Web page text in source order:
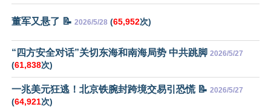
董军又悬了 📝 2026/5/28 (65,952次)
“四方安全对话”关切东海和南海局势 中共跳脚 2026/5/27
(61,838次)
一兆美元狂逃！北京铁腕封跨境交易引恐慌 📝 2026/5/27
(64,921次)